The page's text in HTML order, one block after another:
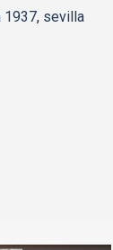
1937, sevilla